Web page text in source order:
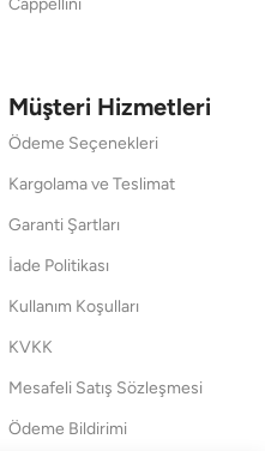
Cappellini
Müşteri Hizmetleri
Ödeme Seçenekleri
Kargolama ve Teslimat
Garanti Şartları
İade Politikası
Kullanım Koşulları
KVKK
Mesafeli Satış Sözleşmesi
Ödeme Bildirimi